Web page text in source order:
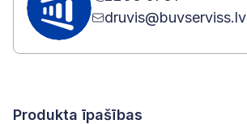
druvis@buvserviss.lv
Produkta īpašības